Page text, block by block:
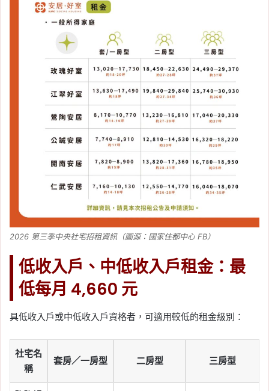
2026 第三季中央社宅招租資訊（圖源：國家住都中心 FB）
低收入戶、中低收入戶租金：最
低每月 4,660 元
具低收入戶或中低收入戶資格者，可適用較低的租金級別：
社宅名
稱
套房／一房型 二房型 三房型